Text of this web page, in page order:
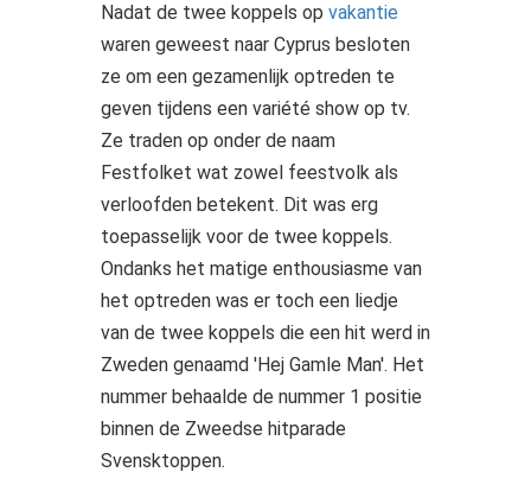
Nadat de twee koppels op vakantie
waren geweest naar Cyprus besloten
ze om een gezamenlijk optreden te
geven tijdens een variété show op tv.
Ze traden op onder de naam
Festfolket wat zowel feestvolk als
verloofden betekent. Dit was erg
toepasselijk voor de twee koppels.
Ondanks het matige enthousiasme van
het optreden was er toch een liedje
van de twee koppels die een hit werd in
Zweden genaamd 'Hej Gamle Man'. Het
nummer behaalde de nummer 1 positie
binnen de Zweedse hitparade
Svensktoppen.